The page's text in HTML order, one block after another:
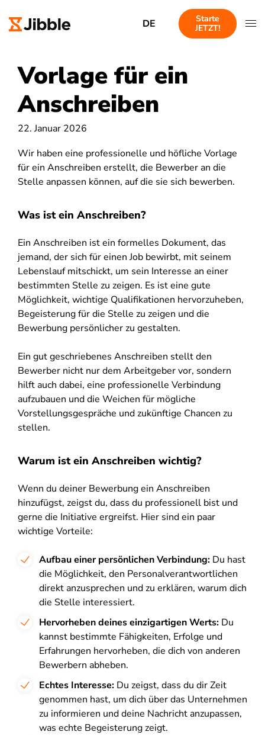
DE
Starte
JETZT!
Vorlage für ein
Anschreiben
22. Januar 2026
Wir haben eine professionelle und höfliche Vorlage
für ein Anschreiben erstellt, die Bewerber an die
Stelle anpassen können, auf die sie sich bewerben.
Was ist ein Anschreiben?
Ein Anschreiben ist ein formelles Dokument, das
jemand, der sich für einen Job bewirbt, mit seinem
Lebenslauf mitschickt, um sein Interesse an einer
bestimmten Stelle zu zeigen. Es ist eine gute
Möglichkeit, wichtige Qualifikationen hervorzuheben,
Begeisterung für die Stelle zu zeigen und die
Bewerbung persönlicher zu gestalten.
Ein gut geschriebenes Anschreiben stellt den
Bewerber nicht nur dem Arbeitgeber vor, sondern
hilft auch dabei, eine professionelle Verbindung
aufzubauen und die Weichen für mögliche
Vorstellungsgespräche und zukünftige Chancen zu
stellen.
Warum ist ein Anschreiben wichtig?
Wenn du deiner Bewerbung ein Anschreiben
hinzufügst, zeigst du, dass du professionell bist und
gerne die Initiative ergreifst. Hier sind ein paar
wichtige Vorteile:
Aufbau einer persönlichen Verbindung: Du hast
die Möglichkeit, den Personalverantwortlichen
direkt anzusprechen und zu erklären, warum dich
die Stelle interessiert.
Hervorheben deines einzigartigen Werts: Du
kannst bestimmte Fähigkeiten, Erfolge und
Erfahrungen hervorheben, die dich von anderen
Bewerbern abheben.
Echtes Interesse: Du zeigst, dass du dir Zeit
genommen hast, um dich über das Unternehmen
zu informieren und deine Nachricht anzupassen,
was echte Begeisterung zeigt.